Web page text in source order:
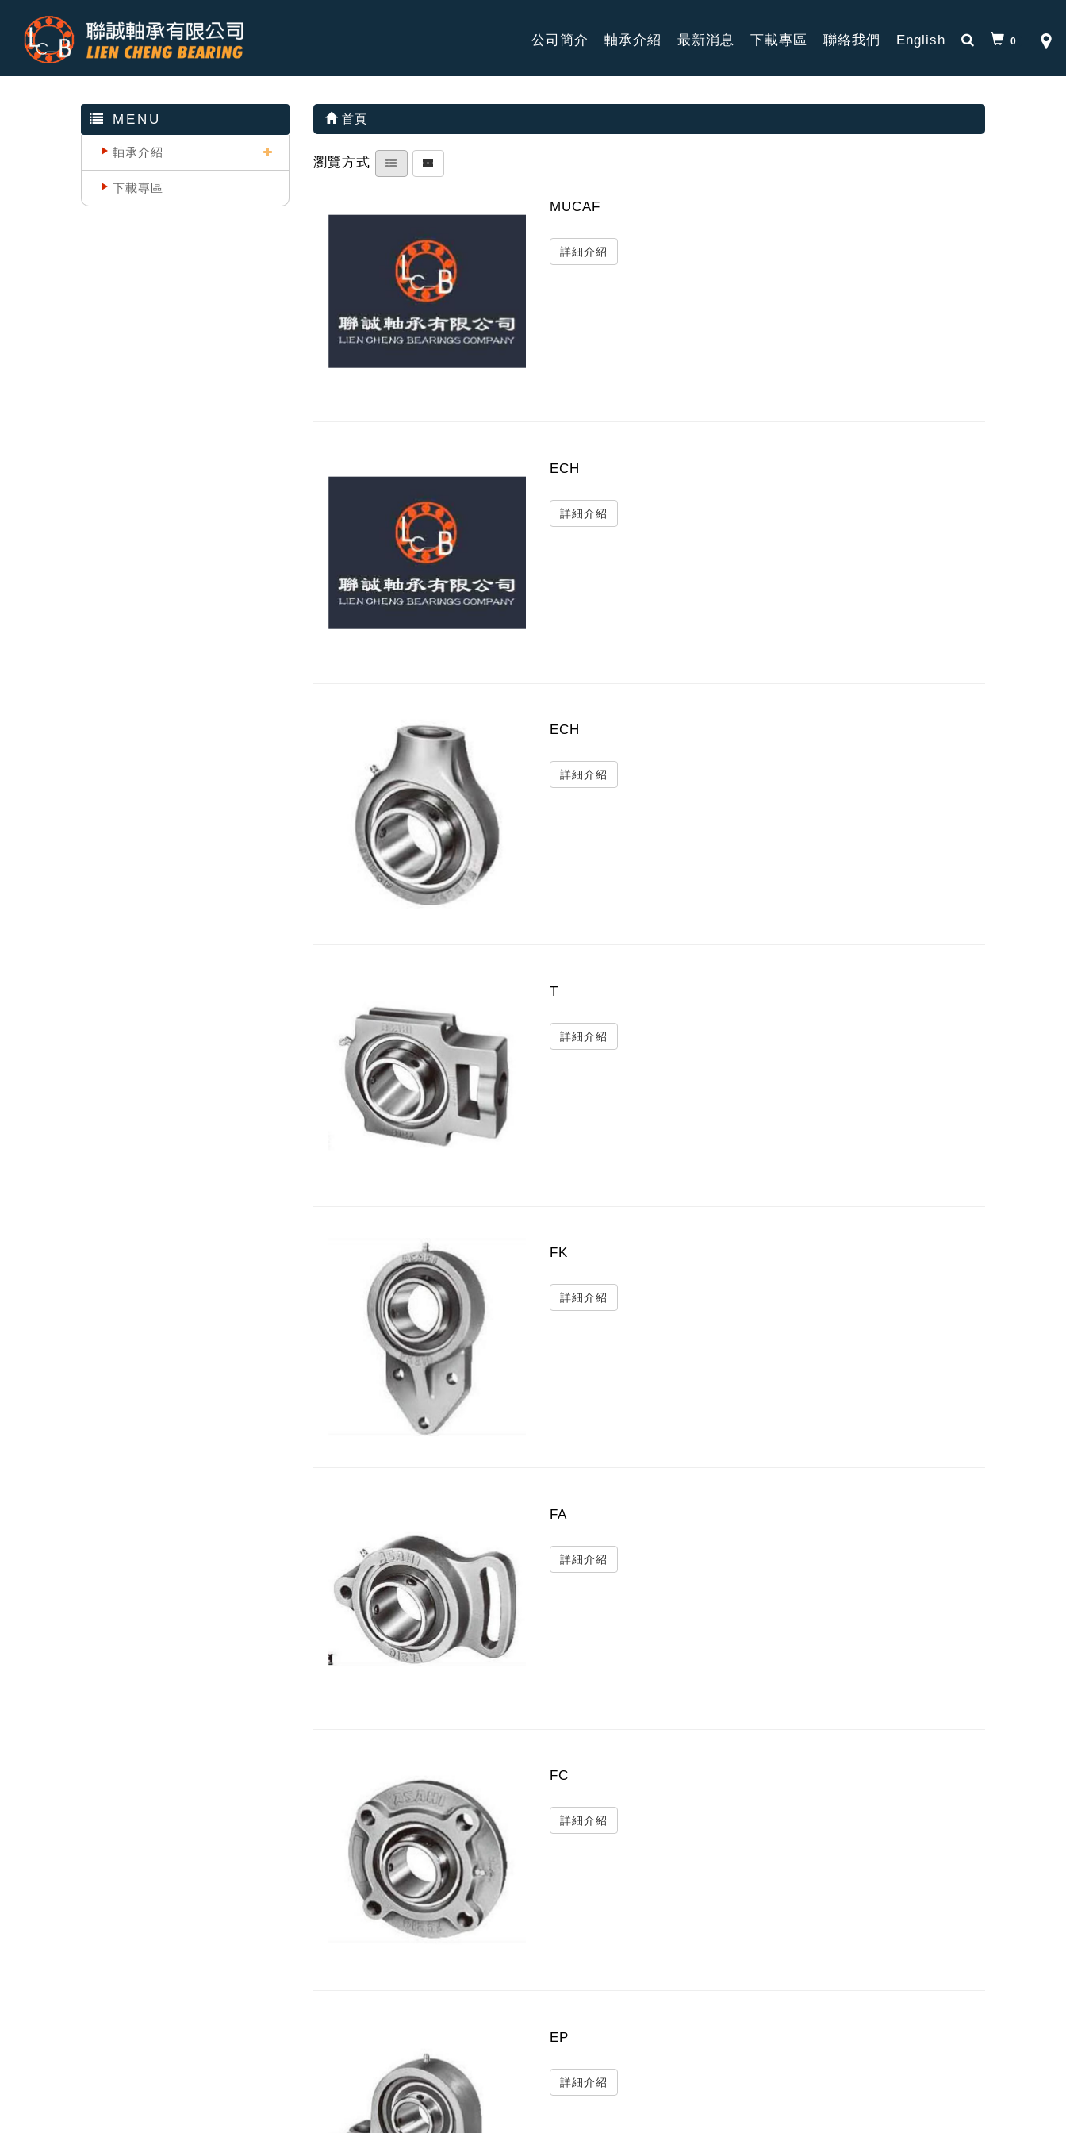
公司簡介 軸承介紹 最新消息 下載專區 聯絡我們 English 0
MENU
軸承介紹
下載專區
首頁
瀏覽方式
MUCAF
詳細介紹
ECH
詳細介紹
ECH
詳細介紹
T
詳細介紹
FK
詳細介紹
FA
詳細介紹
FC
詳細介紹
EP
詳細介紹